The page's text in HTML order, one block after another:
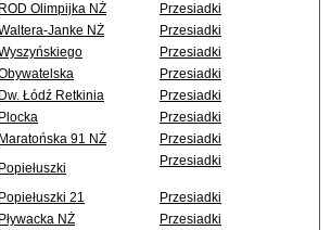
ROD Olimpijka NŻ
Przesiadki
Janke NŻ
Przesiadki
Przesiadki
Przesiadki
Dw. Łódź Retkinia
Przesiadki
Plocka
Przesiadki
Maratońska 91 NŻ
Przesiadki
Popiełuszki Przesiadki
Popiełuszki 21
Przesiadki
Pływacka NŻ
Przesiadki